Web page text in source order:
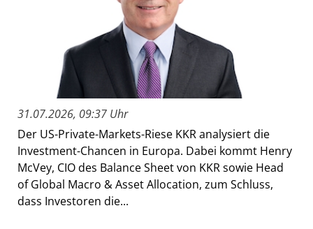
31.07.2026, 09:37 Uhr
Der US-Private-Markets-Riese KKR analysiert die
Investment-Chancen in Europa. Dabei kommt Henry
McVey, CIO des Balance Sheet von KKR sowie Head
of Global Macro & Asset Allocation, zum Schluss,
dass Investoren die...